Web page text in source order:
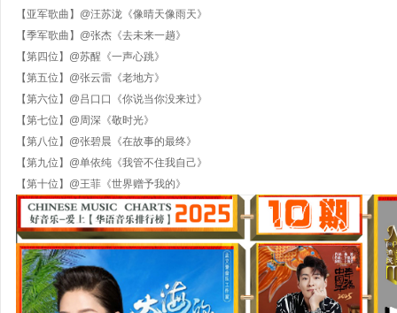
【亚军歌曲】 @汪苏泷《像晴天像雨天》
【季军歌曲】 @张杰《去未来一趟》
【第四位】 @苏醒《一声心跳》
【第五位】 @张云雷《老地方》
【第六位】 @吕口口《你说当你没来过》
【第七位】 @周深《敬时光》
【第八位】 @张碧晨《在故事的最终》
【第九位】 @单依纯《我管不住我自己》
【第十位】 @王菲《世界赠予我的》